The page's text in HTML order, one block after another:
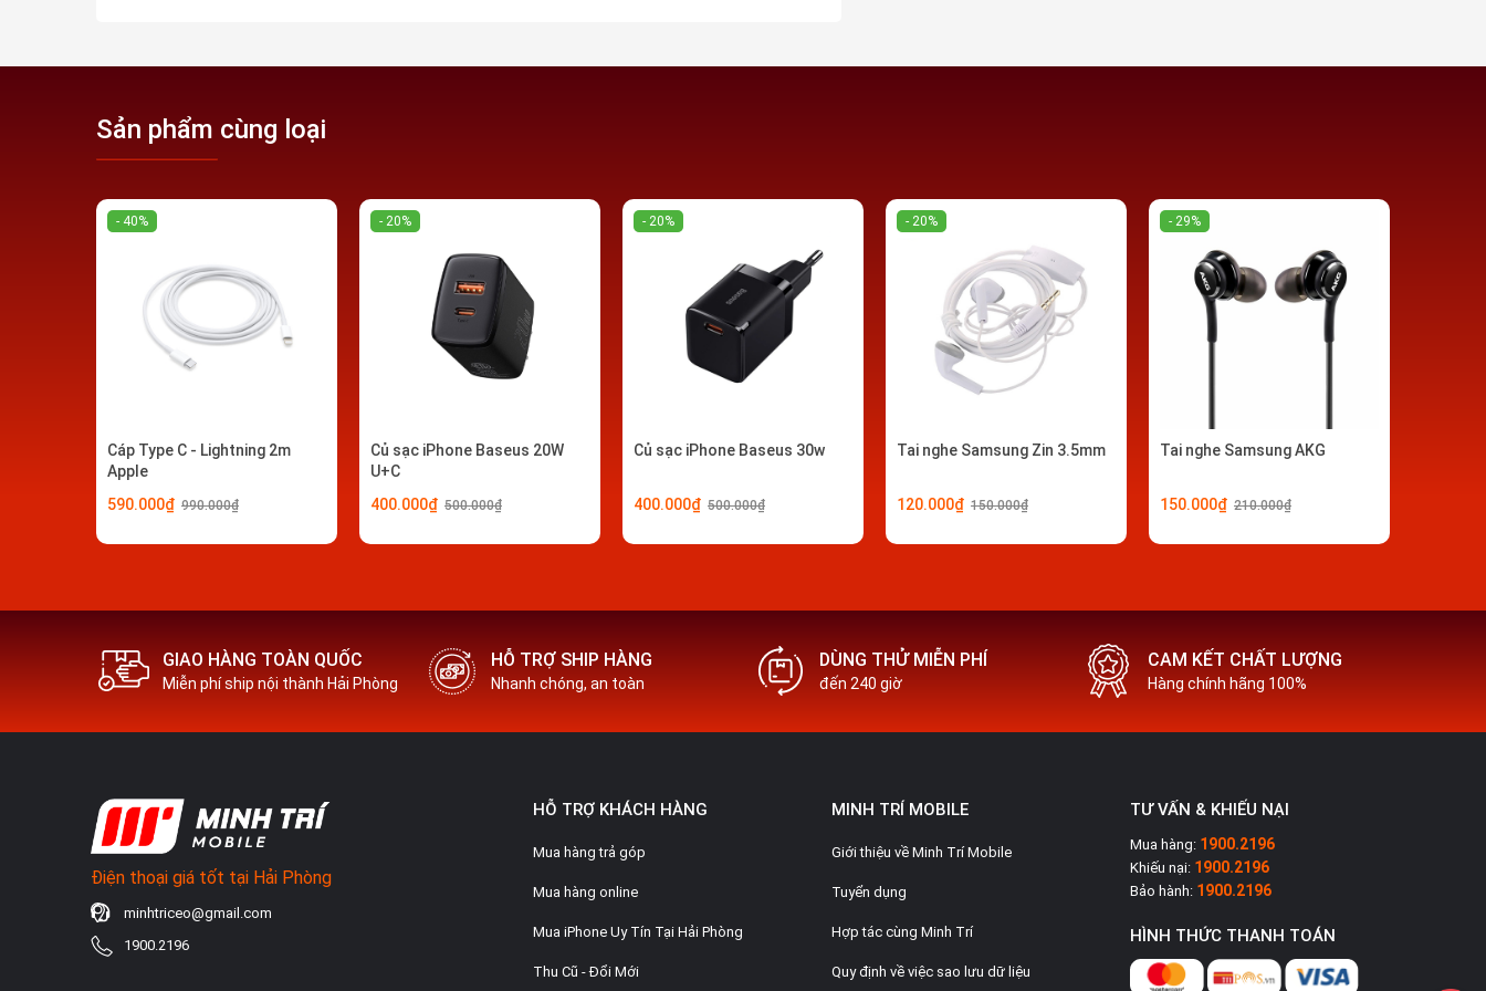
là vỏ TPE vừa cứng vừa dai. Và bọc ngoài cùng là lớp bện dệt từ chất liệu Kevlar (chất liệu
thường sử dụng trong áo giáp chống đạn). Tất cả làm cho dây cáp có độ bền cực cao. Cáp
Mỗi đầu cắm được bo quanh cố định bằng một dải hợp kim nhôm chắc chắn. Trên cổ nối
giữa đầu với dây cáp được bọc thêm 1 lớp TPE bên ngoài chống bẻ gập và đứt ngầm.
Sản phẩm cùng loại
- 40%
Cáp Type C - Lightning 2m
Apple
590.000₫ 990.000₫
- 20%
Củ sạc iPhone Baseus 20W
U+C
400.000₫ 500.000₫
- 20%
Củ sạc iPhone Baseus 30w
400.000₫ 500.000₫
- 20%
Tai nghe Samsung Zin 3.5mm
120.000₫ 150.000₫
- 29%
Tai nghe Samsung AKG
150.000₫ 210.000₫
GIAO HÀNG TOÀN QUỐC
Miễn phí ship nội thành Hải Phòng
HỖ TRỢ SHIP HÀNG
Nhanh chóng, an toàn
DÙNG THỬ MIỄN PHÍ
đến 240 giờ
CAM KẾT CHẤT LƯỢNG
Hàng chính hãng 100%
Điện thoại giá tốt tại Hải Phòng
minhtriceo@gmail.com
1900.2196
HỖ TRỢ KHÁCH HÀNG
Mua hàng trả góp
Mua hàng online
Mua iPhone Uy Tín Tại Hải Phòng
Thu Cũ - Đổi Mới
MINH TRÍ MOBILE
Giới thiệu về Minh Trí Mobile
Tuyển dụng
Hợp tác cùng Minh Trí
Quy định về việc sao lưu dữ liệu
TƯ VẤN & KHIẾU NẠI
Mua hàng: 1900.2196
Khiếu nại: 1900.2196
Bảo hành: 1900.2196
HÌNH THỨC THANH TOÁN